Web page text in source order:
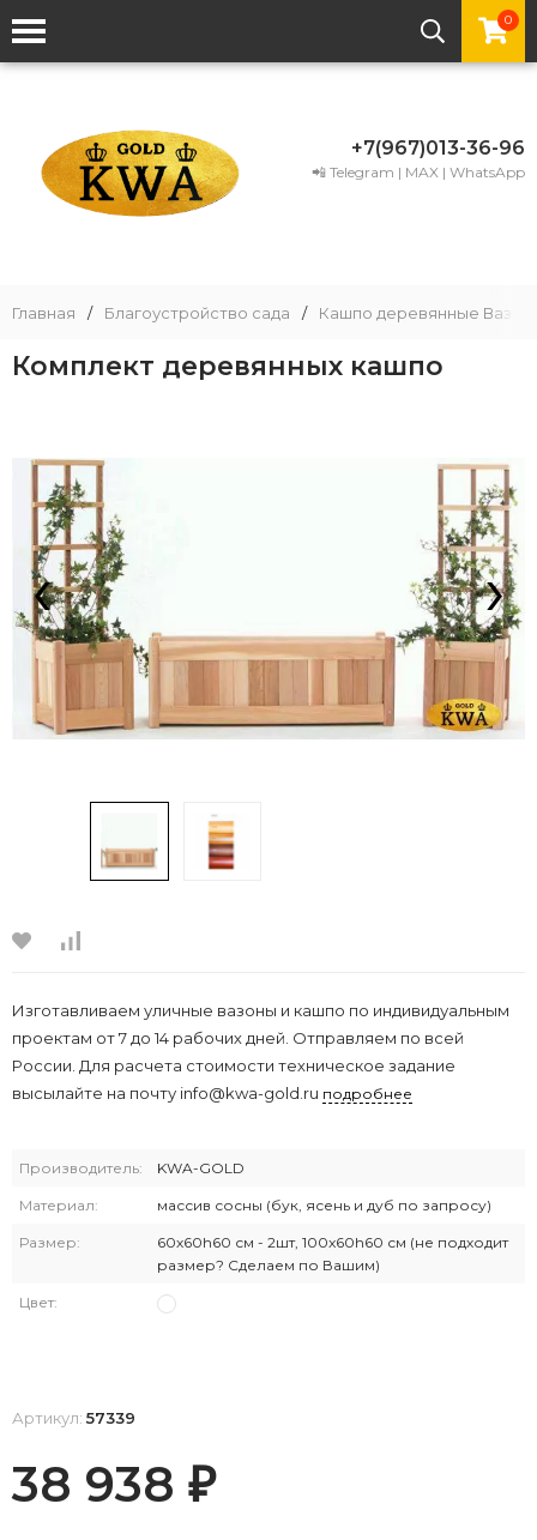
0
+7(967)013-36-96
📲 Telegram | MAX | WhatsApp
Главная / Благоустройство сада / Кашпо деревянные
Комплект деревянных кашпо
‹ ›
Изготавливаем уличные вазоны и кашпо по индивидуальным
проектам от 7 до 14 рабочих дней. Отправляем по всей
России. Для расчета стоимости техническое задание
высылайте на почту info@kwa-gold.ru подробнее
Производитель: KWA-GOLD
Материал: массив сосны (бук, ясень и дуб по запросу)
Размер:
60х60h60 см - 2шт, 100x60h60 см (не подходит
размер? Сделаем по Вашим)
Цвет:
Артикул: 57339
38 938 ₽